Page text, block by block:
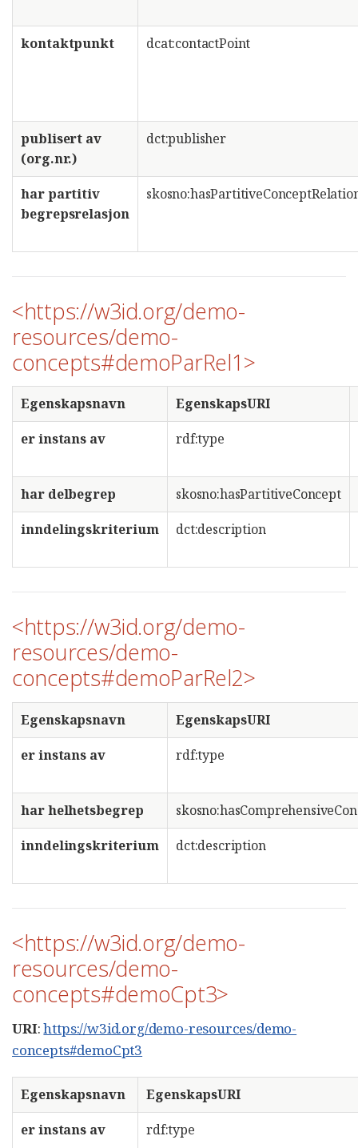
kontaktpunkt dcat:contactPoint
publisert av
(org.nr.)
dct:publisher
har partitiv
begrepsrelasjon
<https://w3id.org/demo-
resources/demo-
concepts#demoParRel1>
Egenskapsnavn
EgenskapsURI
er instans av
rdf:type
har delbegrep
skosno:hasPartitiveConcept
inndelingskriterium
dct:description
<https://w3id.org/demo-
resources/demo-
concepts#demoParRel2>
Egenskapsnavn
EgenskapsURI
er instans av
rdf:type
har helhetsbegrep
inndelingskriterium
dct:description
<https://w3id.org/demo-
resources/demo-
concepts#demoCpt3>
URI:https://w3id.org/demo-resources/demo-
concepts#demoCpt3
Egenskapsnavn
EgenskapsURI
er instans av
rdf:type